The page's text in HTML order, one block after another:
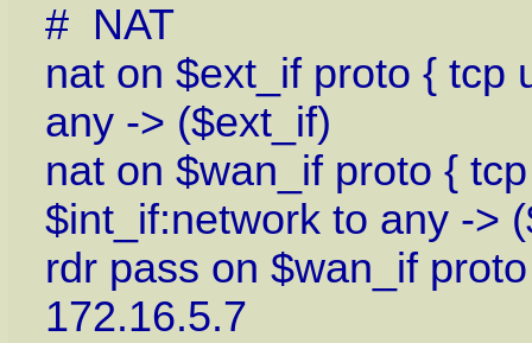
# NAT
nat on $ext_if proto { tcp
any -> ($ext_if)
nat on $wan_if proto {
$int_if:network to any ->
rdr pass on $wan_if
172.16.5.7